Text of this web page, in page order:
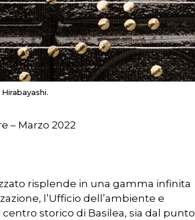
– Marzo 2022
risplende in una gamma infinita
l’Ufficio dell’ambiente e
storico di Basilea, sia dal punto